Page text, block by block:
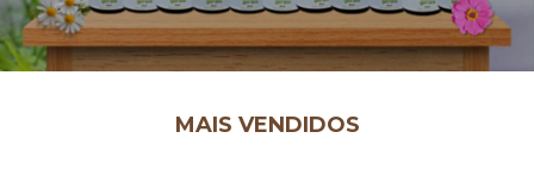
MAIS VENDIDOS